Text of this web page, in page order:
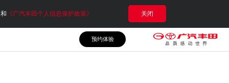
《广汽丰田个人信息保护政策》 关闭
预约体验